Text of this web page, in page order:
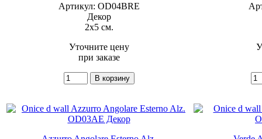
Артикул: OD04BRE
Декор
2x5 см.
Уточните цену
при заказе